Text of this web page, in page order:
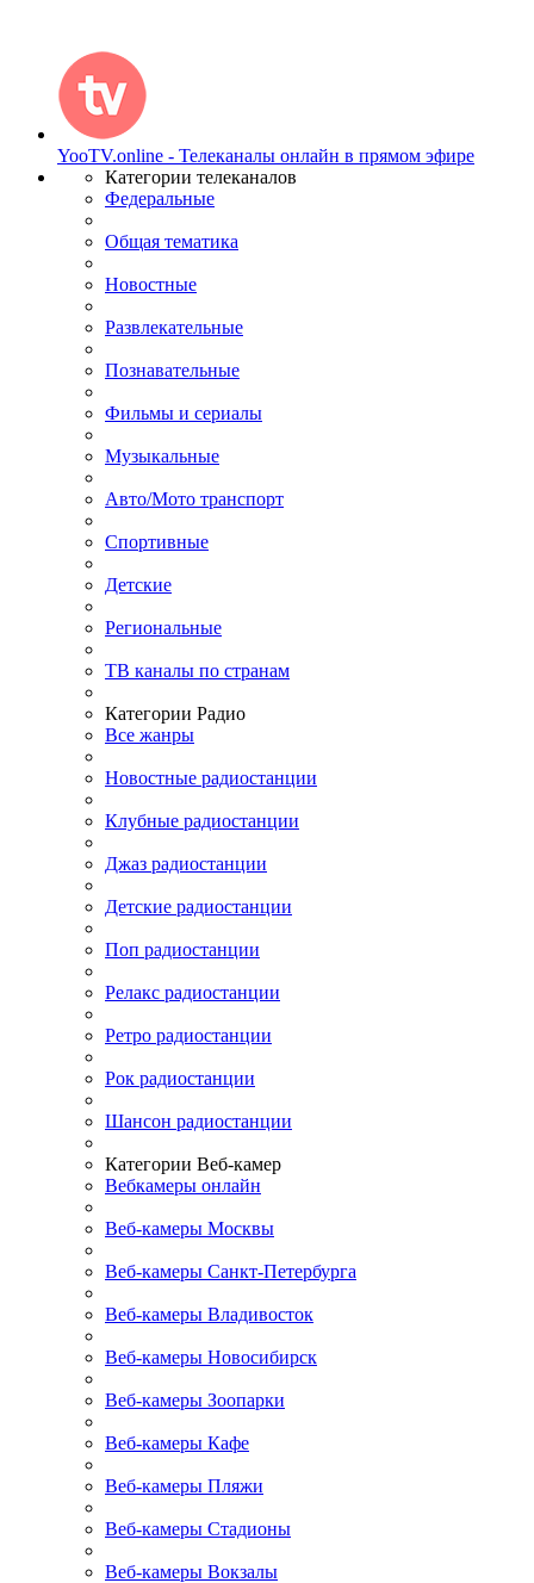
YooTV.online - Телеканалы онлайн в прямом эфире
Категории телеканалов
Федеральные
Общая тематика
Новостные
Развлекательные
Познавательные
Фильмы и сериалы
Музыкальные
Авто/Мото транспорт
Спортивные
Детские
Региональные
ТВ каналы по странам
Категории Радио
Все жанры
Новостные радиостанции
Клубные радиостанции
Джаз радиостанции
Детские радиостанции
Поп радиостанции
Релакс радиостанции
Ретро радиостанции
Рок радиостанции
Шансон радиостанции
Категории Веб-камер
Вебкамеры онлайн
Веб-камеры Москвы
Веб-камеры Санкт-Петербурга
Веб-камеры Владивосток
Веб-камеры Новосибирск
Веб-камеры Зоопарки
Веб-камеры Кафе
Веб-камеры Пляжи
Веб-камеры Стадионы
Веб-камеры Вокзалы